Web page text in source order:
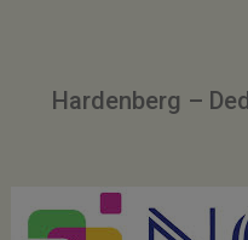
Hardenberg –